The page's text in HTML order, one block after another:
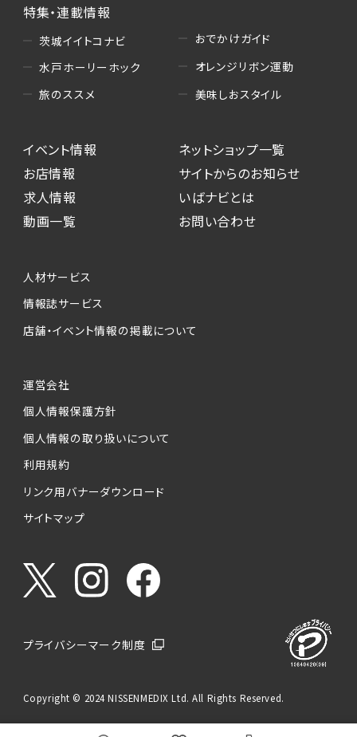
特集・連載情報
茨城イイトコナビ
水戸ホーリーホック
旅のススメ
おでかけガイド
オレンジリボン運動
美味しおスタイル
イベント情報
お店情報
求人情報
動画一覧
ネットショップ一覧
サイトからのお知らせ
いばナビとは
お問い合わせ
人材サービス
情報誌サービス
店舗・イベント情報の掲載について
運営会社
個人情報保護方針
個人情報の取り扱いについて
利用規約
リンク用バナーダウンロード
サイトマップ
プライバシーマーク制度
Copyright © 2024 NISSENMEDIX Ltd. All Rights Reserved.